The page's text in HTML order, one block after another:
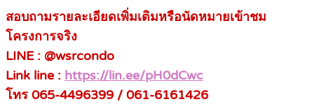
สอบถามรายละเอียดเพิ่มเติมหรือนัดหมายเข้าชม
โครงการจริง
LINE : @wsrcondo
Link line : https://lin.ee/pH0dCwc
โทร 065-4496399 / 061-6161426